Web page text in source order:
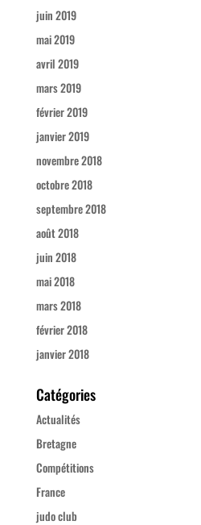
juin 2019
mai 2019
avril 2019
mars 2019
février 2019
janvier 2019
novembre 2018
octobre 2018
septembre 2018
août 2018
juin 2018
mai 2018
mars 2018
février 2018
janvier 2018
Catégories
Actualités
Bretagne
Compétitions
France
judo club